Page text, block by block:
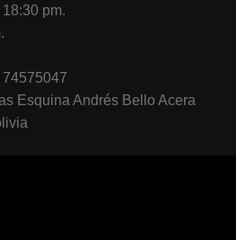
pm.
Esquina Andrés Bello Acera